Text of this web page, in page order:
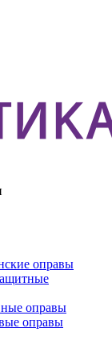
оправы
оправы
оправы